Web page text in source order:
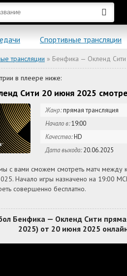
Спортивные трансляции
трансляции » Бенфика — Окленд Сити
в плеере ниже:
Сити 20 июня 2025
Жанр:прямая трансляция
Начало в:19:00
Качество:HD
Дата выхода:20.06.2025
с вами сможем смотреть матч между
Начало игры назначено на 19:00
совершенно бесплатно.
Бенфика — Окленд Сити
2025) от 20 июня 2025